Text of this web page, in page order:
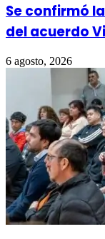
Se confirmó
del acuerdo
6 agosto, 2026